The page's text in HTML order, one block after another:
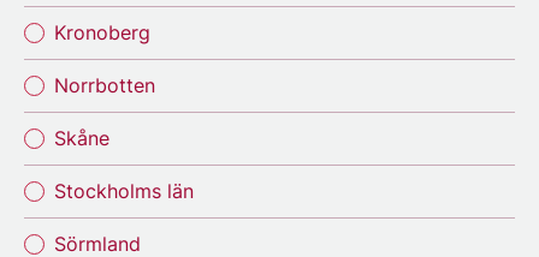
Kronoberg
Norrbotten
Skåne
Stockholms län
Sörmland